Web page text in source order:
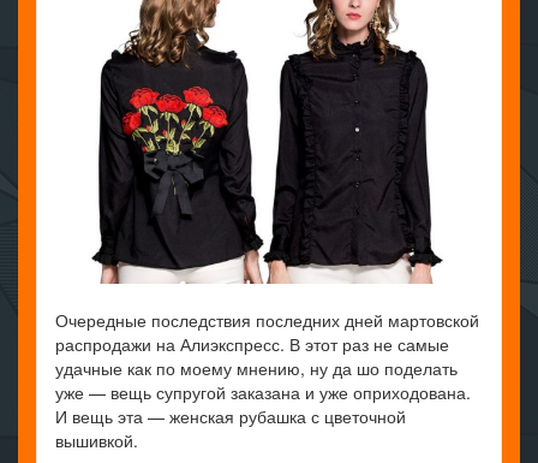
Очередные последствия последних дней мартовской
распродажи на Алиэкспресс. В этот раз не самые
удачные как по моему мнению, ну да шо поделать
уже — вещь супругой заказана и уже оприходована.
И вещь эта — женская рубашка с цветочной
вышивкой.